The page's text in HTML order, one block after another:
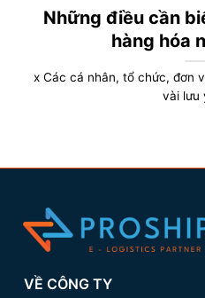
Những điều cần
hàng hóa
x Các cá nhân, tổ chức, đơn
vài lưu
VỀ CÔNG TY